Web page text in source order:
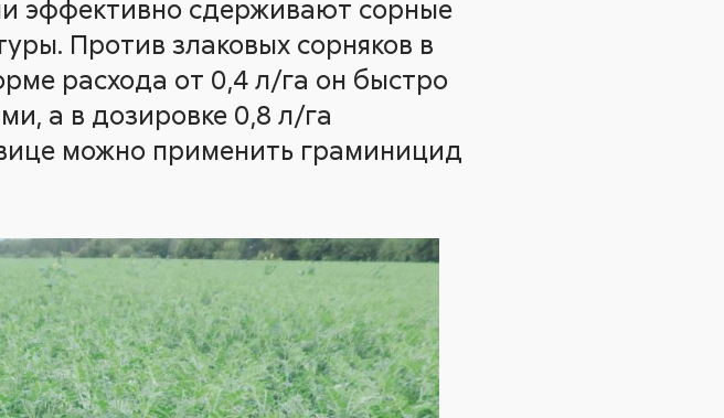
эффективно сдерживают сорные
Против злаковых сорняков в
расхода от 0,4 л/га он быстро
а в дозировке 0,8 л/га
можно применить граминицид